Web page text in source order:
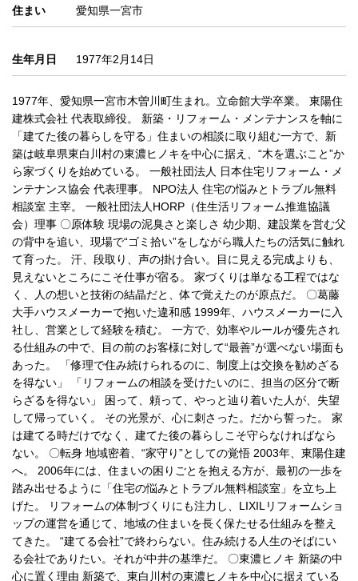
住まい 愛知県一宮市
生年月日 1977年2月14日
1977年、愛知県一宮市木曽川町生まれ。立命館大学卒業。 東陽住
建株式会社 代表取締役。 新築・リフォーム・メンテナンスを軸に
「建てた後の暮らしを守る」住まいの相談に取り組む一方で、新
築は岐阜県東白川村の東濃ヒノキを中心に据え、“木を選ぶこと”か
ら家づくりを始めている。 一般社団法人 日本住宅リフォーム・メ
ンテナンス協会 代表理事。 NPO法人 住宅の悩みとトラブル無料
相談室 主宰。 一般社団法人HORP（住生活リフォーム推進協議
会）理事 〇原体験 現場の泥臭さと楽しさ 幼少期、建設業を営む父
の背中を追い、現場で“ゴミ拾い”をしながら職人たちの活気に触れ
て育った。 汗、段取り、声の掛け合い。目に見える完成よりも、
見えないところにこそ仕事が宿る。 家づくりは単なる工程ではな
く、人の想いと技術の結晶だと、体で覚えたのが原点だ。 〇葛藤
大手ハウスメーカーで抱いた違和感 1999年、ハウスメーカーに入
社し、営業として経験を積む。 一方で、効率やルールが優先され
る仕組みの中で、目の前のお客様に対して“最善”が選べない場面も
あった。 「修理で住み続けられるのに、制度上は交換を勧めざる
を得ない」 「リフォームの相談を受けたいのに、担当の区分で断
らざるを得ない」 困って、頼って、やっと辿り着いた人が、失望
して帰っていく。 その光景が、心に刺さった。だから誓った。 家
は建てる時だけでなく、建てた後の暮らしこそ守らなければなら
ない。 〇転身 地域密着、“家守り”としての覚悟 2003年、東陽住建
へ。 2006年には、住まいの困りごとを抱える方が、最初の一歩を
踏み出せるように「住宅の悩みとトラブル無料相談室」を立ち上
げた。 リフォームの体制づくりにも注力し、LIXILリフォームショ
ップの運営を通じて、地域の住まいを長く保たせる仕組みを整え
てきた。 “建てる会社”で終わらない。住み続ける人生のそばにい
る会社でありたい。それが中井の基準だ。 〇東濃ヒノキ 新築の中
心に置く理由 新築で、東白川村の東濃ヒノキを中心に据えている